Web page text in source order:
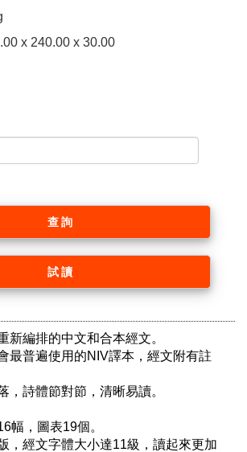
x 240.00 x 30.00
查詢
試讀
新編排的中文和合本經文。
最普遍使用的NIV譯本，經文附有註
，詩體節對節，清晰易讀。
幅，圖表19個。
，經文字體大小達11級，讀起來更加